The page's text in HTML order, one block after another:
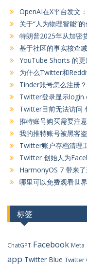
OpenAI在X平台发文
关于“人为物理智能”
特朗普2025年从加密
基于社区的事实核查
YouTube Shorts 的
为什么Twitter和
Tinder账号怎么注册？
Twitter登录显示
Twitter目前无法访问
推特账号购买需要注
我的推特账号被黑客盗
Twitter账户存档清理
Twitter 创始人为
HarmonyOS 7 带来
哪里可以免费观看世
标签
ChatGPT Facebook Meta
app Twitter Blue Twitter